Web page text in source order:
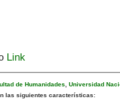
Link
de Humanidades
Universidad
las siguientes características: